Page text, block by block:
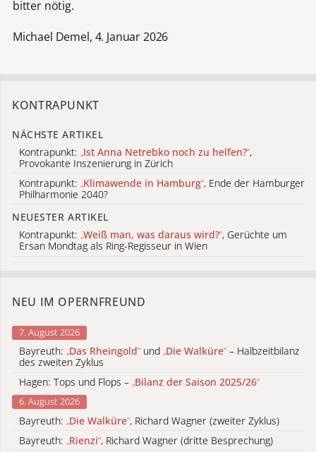
bitter nötig.
Michael Demel, 4. Januar 2026
KONTRAPUNKT
NÄCHSTE ARTIKEL
Kontrapunkt: „Ist Anna Netrebko noch zu helfen?“,
Provokante Inszenierung in Zürich
Kontrapunkt: „Klimawende in Hamburg“, Ende der Hamburger
Philharmonie 2040?
NEUESTER ARTIKEL
Kontrapunkt: „Weiß man, was daraus wird?“, Gerüchte um
Ersan Mondtag als Ring-Regisseur in Wien
NEU IM OPERNFREUND
7. August 2026
Bayreuth: „Das Rheingold“ und „Die Walküre“ – Halbzeitbilanz
des zweiten Zyklus
Hagen: Tops und Flops – „Bilanz der Saison 2025/26“
6. August 2026
Bayreuth: „Die Walküre“, Richard Wagner (zweiter Zyklus)
Bayreuth: „Rienzi“, Richard Wagner (dritte Besprechung)